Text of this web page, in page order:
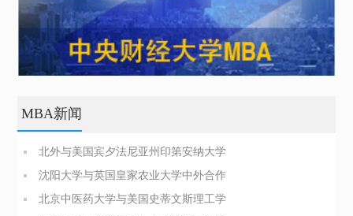
MBA新闻
北外与美国宾夕法尼亚州印第安纳大学
商业分析硕士简章
沈阳大学与英国皇家农业大学中外合作
办学博士（PhD）简章
北京中医药大学与美国史蒂文斯理工学